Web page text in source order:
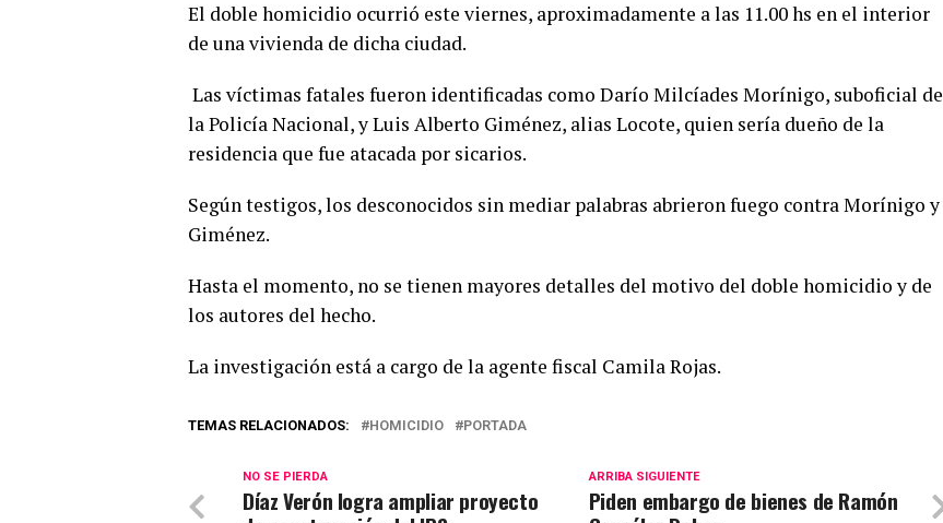
El doble homicidio ocurrió este viernes, aproximadamente a las 11.00 hs en el interior
de una vivienda de dicha ciudad.
Las víctimas fatales fueron identificadas como Darío Milcíades Morínigo, suboficial de
la Policía Nacional, y Luis Alberto Giménez, alias Locote, quien sería dueño de la
residencia que fue atacada por sicarios.
Según testigos, los desconocidos sin mediar palabras abrieron fuego contra Morínigo y
Giménez.
Hasta el momento, no se tienen mayores detalles del motivo del doble homicidio y de
los autores del hecho.
La investigación está a cargo de la agente fiscal Camila Rojas.
TEMAS RELACIONADOS: HOMICIDIO PORTADA
ARRIBA SIGUIENTE
Piden embargo de bienes de Ramón
NO SE PIERDA
Díaz Verón logra ampliar proyecto